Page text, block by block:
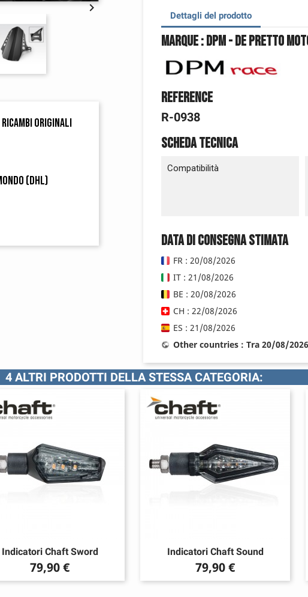

ricambi originali
(DHL)
Dettagli del prodotto
Marque : DPM - De Pretto
Reference
R-0938
Scheda tecnica
Compatibilità
Data di consegna stimata
FR : 20/08/2026
IT : 21/08/2026
BE : 20/08/2026
CH : 22/08/2026
ES : 21/08/2026
Other countries : Tra 20/08/
4 ALTRI PRODOTTI DELLA STESSA CATEGORIA:
Indicatori Chaft Sword
Prezzo
79,90 €
Indicatori Chaft Sound
Prezzo
79,90 €